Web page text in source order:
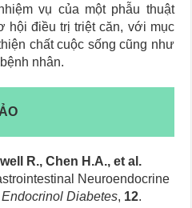
vụ của một phẫu thuật
hội điều trị triệt căn, với mục
chất cuộc sống cũng như
nhân.
R., Chen H.A., et al.
Neuroendocrine
Diabetes, 12.